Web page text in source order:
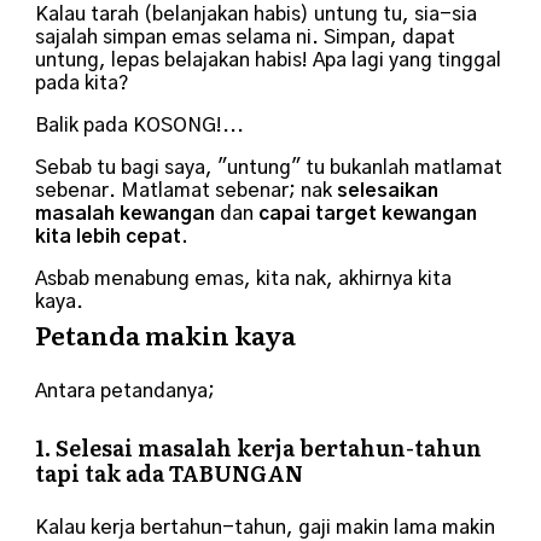
Kalau tarah (belanjakan habis) untung tu, sia-sia
sajalah simpan emas selama ni. Simpan, dapat
untung, lepas belajakan habis! Apa lagi yang tinggal
pada kita?
Balik pada KOSONG!...
Sebab tu bagi saya, "untung" tu bukanlah matlamat
sebenar. Matlamat sebenar; nak selesaikan
masalah kewangan dan capai target kewangan
kita lebih cepat.
Asbab menabung emas, kita nak, akhirnya kita
kaya.
Petanda makin kaya
Antara petandanya;
1. Selesai masalah kerja bertahun-tahun
tapi tak adaTABUNGAN
Kalau kerja bertahun-tahun, gaji makin lama makin